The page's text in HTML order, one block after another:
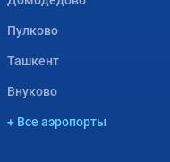
Пулково
Ташкент
Внуково
+ Все аэропорты